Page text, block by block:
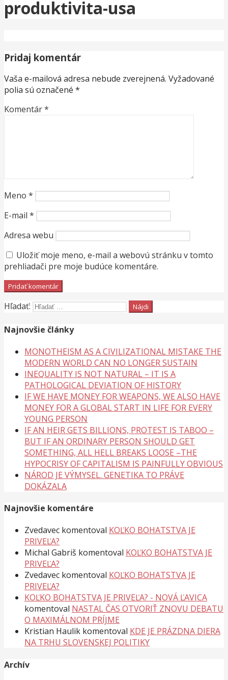
produktivita-usa
Pridaj komentár
Vaša e-mailová adresa nebude zverejnená. Vyžadované
polia sú označené *
Komentár*
Meno *
E-mail *
Adresa webu
Uložiť moje meno, e-mail a webovú stránku v tomto
prehliadači pre moje budúce komentáre.
Hľadať:
Najnovšie články
MONOTHEISM AS A CIVILIZATIONAL MISTAKE THE
MODERN WORLD CAN NO LONGER SUSTAIN
INEQUALITY IS NOT NATURAL – IT IS A
PATHOLOGICAL DEVIATION OF HISTORY
IF WE HAVE MONEY FOR WEAPONS, WE ALSO HAVE
MONEY FOR A GLOBAL START IN LIFE FOR EVERY
YOUNG PERSON
IF AN HEIR GETS BILLIONS, PROTEST IS TABOO –
BUT IF AN ORDINARY PERSON SHOULD GET
SOMETHING, ALL HELL BREAKS LOOSE –THE
HYPOCRISY OF CAPITALISM IS PAINFULLY OBVIOUS
NÁROD JE VÝMYSEL. GENETIKA TO PRÁVE
DOKÁZALA
Najnovšie komentáre
Zvedavec komentoval KOĽKO BOHATSTVA JE
PRIVEĽA?
Michal Gabriš komentoval KOĽKO BOHATSTVA JE
PRIVEĽA?
Zvedavec komentoval KOĽKO BOHATSTVA JE
PRIVEĽA?
KOĽKO BOHATSTVA JE PRIVEĽA? - NOVÁ ĽAVICA
komentoval NASTAL ČAS OTVORIŤ ZNOVU DEBATU
O MAXIMÁLNOM PRÍJME
Kristian Haulik komentoval KDE JE PRÁZDNA DIERA
NA TRHU SLOVENSKEJ POLITIKY
Archív